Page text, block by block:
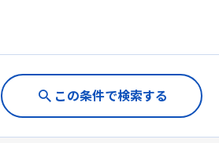
この条件で検索する